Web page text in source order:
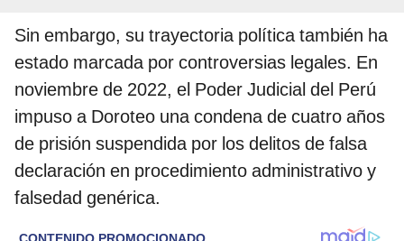
Sin embargo, su trayectoria política también ha
estado marcada por controversias legales. En
noviembre de 2022, el Poder Judicial del Perú
impuso a Doroteo una condena de cuatro años
de prisión suspendida por los delitos de falsa
declaración en procedimiento administrativo y
falsedad genérica.